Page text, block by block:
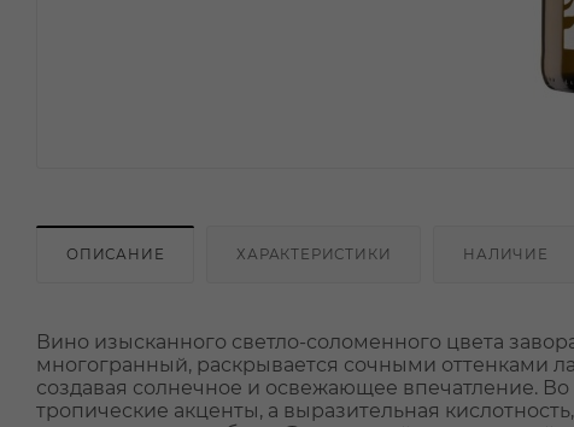
ОПИСАНИЕ ХАРАКТЕРИСТИКИ НАЛИЧИЕ
Вино изысканного светло-соломенного цвета
многогранный, раскрывается сочными оттенками
создавая солнечное и освежающее впечатление.
тропические акценты, а выразительная